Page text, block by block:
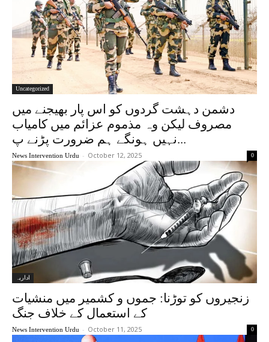
Uncategorized
دشمن دہشت گردوں کو اس پار بھیجنے میں
مصروف لیکن وہ مذموم عزائم میں کامیاب
نہیں ہونگے ہم ضرورت پڑنے پ...
News Intervention Urdu - October 12, 2025 0
اداریہ
زنجیروں کو توڑنا: جموں و کشمیر میں منشیات
کے استعمال کے خلاف جنگ
News Intervention Urdu - October 11, 2025 0